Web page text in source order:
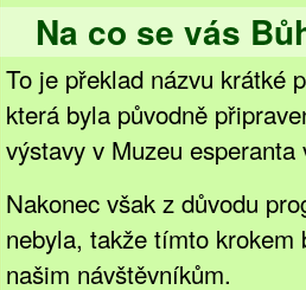
Na co se vás
To je překlad názvu krátké
která byla původně
výstavy v Muzeu
Nakonec však z důvodu
nebyla, takže tímto
našim návštěvníkům.